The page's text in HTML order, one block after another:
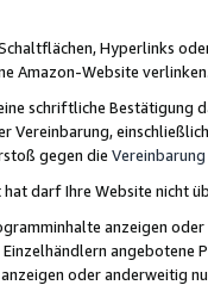
Hyperlinks
Amazon-Website
schriftliche
Vereinbarung,
gegen die Vereinbarung
darf Ihre Website nicht
anzeigen
oder anderweitig